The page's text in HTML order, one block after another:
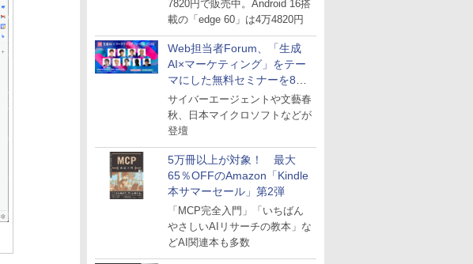
7820円で販売中。Android 16搭
載の「edge 60」は4万4820円
Web担当者Forum、「生成
AI×マーケティング」をテー
マにした無料セミナーを8月
27日にオンライン開催
サイバーエージェントや文藝春
秋、日本マイクロソフトなどが
登壇
5万冊以上が対象！ 最大
65％OFFのAmazon「Kindle
本サマーセール」第2弾
「MCP完全入門」「いちばん
やさしいAIリサーチの教本」な
どAI関連本も多数